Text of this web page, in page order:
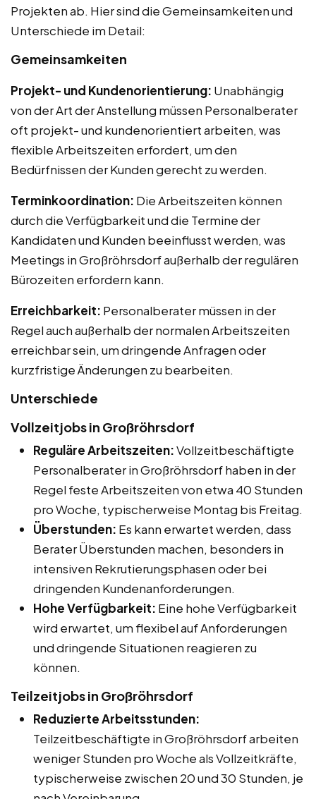
Projekten ab. Hier sind die Gemeinsamkeiten und
Unterschiede im Detail:
Gemeinsamkeiten
Projekt- und Kundenorientierung: Unabhängig
von der Art der Anstellung müssen Personalberater
oft projekt- und kundenorientiert arbeiten, was
flexible Arbeitszeiten erfordert, um den
Bedürfnissen der Kunden gerecht zu werden.
Terminkoordination: Die Arbeitszeiten können
durch die Verfügbarkeit und die Termine der
Kandidaten und Kunden beeinflusst werden, was
Meetings in Großröhrsdorf außerhalb der regulären
Bürozeiten erfordern kann.
Erreichbarkeit: Personalberater müssen in der
Regel auch außerhalb der normalen Arbeitszeiten
erreichbar sein, um dringende Anfragen oder
kurzfristige Änderungen zu bearbeiten.
Unterschiede
Vollzeitjobs in Großröhrsdorf
Reguläre Arbeitszeiten:Vollzeitbeschäftigte
Personalberater in Großröhrsdorf haben in der
Regel feste Arbeitszeiten von etwa 40 Stunden
pro Woche, typischerweise Montag bis Freitag.
Überstunden: Es kann erwartet werden, dass
Berater Überstunden machen, besonders in
intensiven Rekrutierungsphasen oder bei
dringenden Kundenanforderungen.
Hohe Verfügbarkeit: Eine hohe Verfügbarkeit
wird erwartet, um flexibel auf Anforderungen
und dringende Situationen reagieren zu
können.
Teilzeitjobs in Großröhrsdorf
Reduzierte Arbeitsstunden:
Teilzeitbeschäftigte in Großröhrsdorf arbeiten
weniger Stunden pro Woche als Vollzeitkräfte,
typischerweise zwischen 20 und 30 Stunden, je